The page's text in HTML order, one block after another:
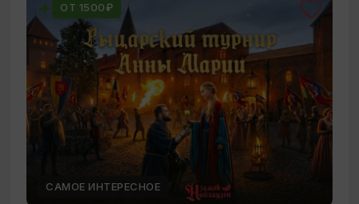
ОТ 1500₽
САМОЕ ИНТЕРЕСНОЕ